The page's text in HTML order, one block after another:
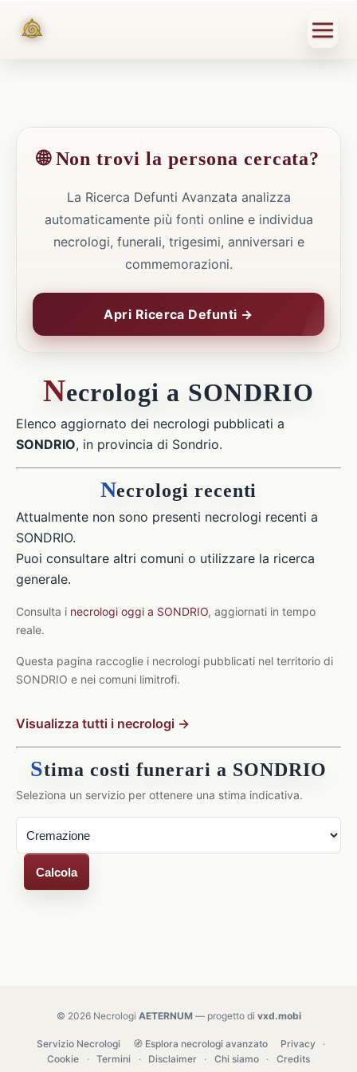
🌐 Non trovi la persona cercata?
La Ricerca Defunti Avanzata analizza
automaticamente più fonti online e individua
necrologi, funerali, trigesimi, anniversari e
commemorazioni.
Apri Ricerca Defunti →
Necrologi a SONDRIO
Elenco aggiornato dei necrologi pubblicati a
SONDRIO, in provincia di Sondrio.
Necrologi recenti
Attualmente non sono presenti necrologi recenti a
SONDRIO.
Puoi consultare altri comuni o utilizzare la ricerca
generale.
Consulta i necrologi oggi a SONDRIO, aggiornati in tempo
reale.
Questa pagina raccoglie i necrologi pubblicati nel territorio di
SONDRIO e nei comuni limitrofi.
Visualizza tutti i necrologi →
Stima costi funerari a SONDRIO
Seleziona un servizio per ottenere una stima indicativa.
Calcola
© 2026 Necrologi AETERNUM— progetto di vxd.mobi
Servizio Necrologi 🧭 Esplora necrologi avanzato Privacy
·
Cookie
· Termini · Disclaimer · Chi siamo · Credits